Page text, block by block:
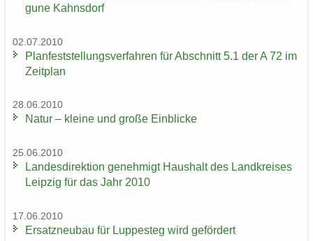
gu­ne Kahns­dorf
02.07.2010
Plan­fest­stel­lungs­ver­fah­ren für Ab­schnitt 5.1 der A 72 im
Zeit­plan
28.06.2010
Natur – klei­ne und große Ein­bli­cke
25.06.2010
Lan­des­di­rek­ti­on ge­neh­migt Haus­halt des Land­krei­ses
Leip­zig für das Jahr 2010
17.06.2010
Er­satz­neu­bau für Lup­pe­steg wird ge­för­dert